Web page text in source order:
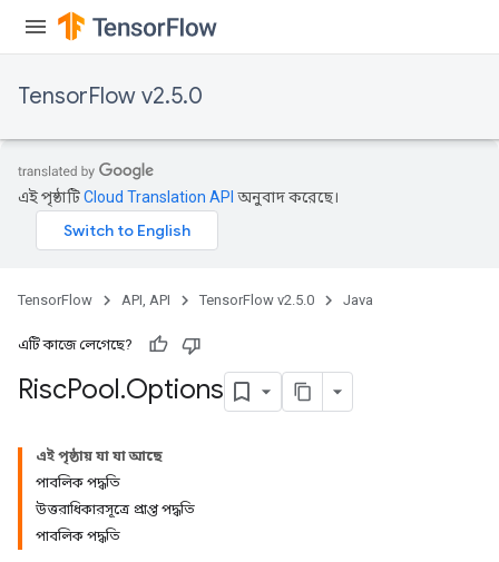
TensorFlow v2.5.0
এই পৃষ্ঠাটিCloud Translation API অনুবাদ করেছে।
TensorFlow API, API TensorFlow v2.5.0 Java
এটি কাজে লেগেছে?
RiscPool.Options
এই পৃষ্ঠায় যা যা আছে
পাবলিক পদ্ধতি
উত্তরাধিকারসূত্রে প্রাপ্ত পদ্ধতি
পাবলিক পদ্ধতি